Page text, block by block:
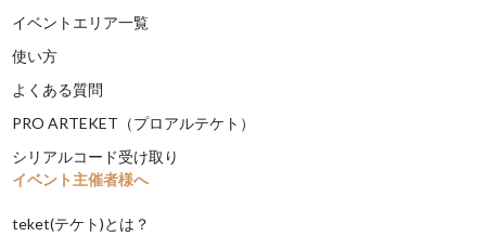
イベントエリア一覧
使い方
よくある質問
PRO ARTEKET（プロアルテケト）
シリアルコード受け取り
イベント主催者様へ
teket(テケト)とは？